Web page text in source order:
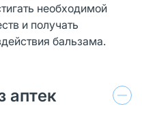
необходимой
и получать
бальзама.
аптек